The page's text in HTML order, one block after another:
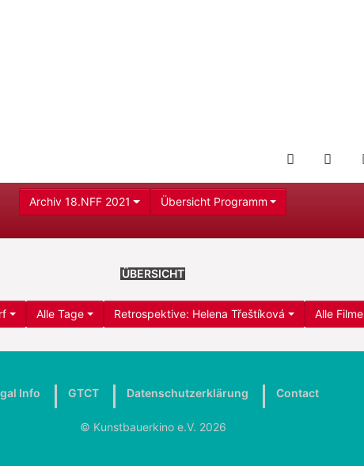
"SERVICE"
Archiv 18.NFF 2021 Übersicht Programm
ÜBERSICHT
Alle Tage Retrospektive: Helena Třeštíková Alle Filme
Info GTCT Datenschutzerklärung Contact
© Kunstbauerkino e.V. 2026